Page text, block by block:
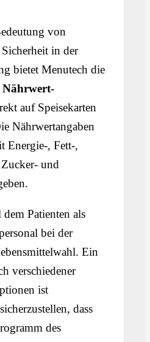
von
in der
bietet Menutech die
Nährwert-
auf Speisekarten
Nährwertangaben
Energie-, Fett-,
und
Patienten als
bei der
Ein
verschiedener
ist
dass
des